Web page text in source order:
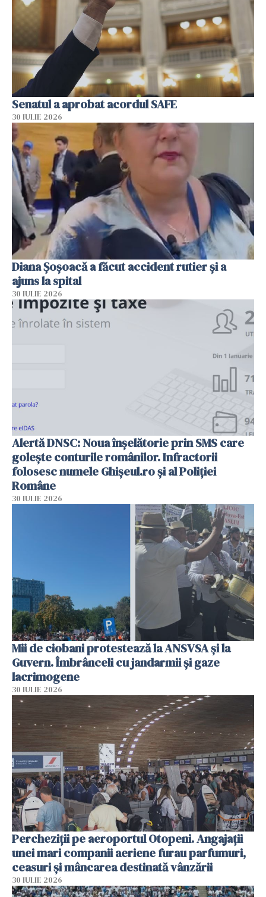
Senatul a aprobat acordul SAFE
30 IULIE 2026
Diana Șoșoacă a făcut accident rutier și a
ajuns la spital
30 IULIE 2026
Alertă DNSC: Noua înșelătorie prin SMS care
golește conturile românilor. Infractorii
folosesc numele Ghișeul.ro și al Poliției
Române
30 IULIE 2026
Mii de ciobani protestează la ANSVSA și la
Guvern. Îmbrânceli cu jandarmii și gaze
lacrimogene
30 IULIE 2026
Percheziții pe aeroportul Otopeni. Angajații
unei mari companii aeriene furau parfumuri,
ceasuri și mâncarea destinată vânzării
30 IULIE 2026